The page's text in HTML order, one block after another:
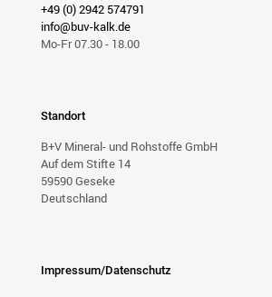
+49 (0) 2942 574791
info@buv-kalk.de
Mo-Fr 07.30 - 18.00
Standort
B+V Mineral- und Rohstoffe GmbH
Auf dem Stifte 14
59590 Geseke
Deutschland
Impressum/Datenschutz